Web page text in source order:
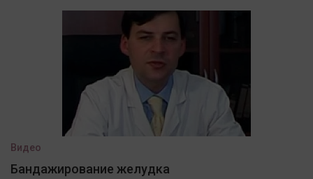
Видео
Бандажирование желудка